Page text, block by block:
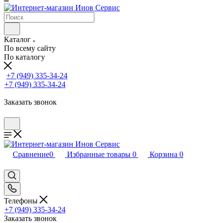
Каталог
По всему сайту
По каталогу
+7 (949) 335-34-24
+7 (949) 335-34-24
Заказать звонок
Сравнение0 Избранные товары 0 Корзина 0
Телефоны
+7 (949) 335-34-24
Заказать звонок